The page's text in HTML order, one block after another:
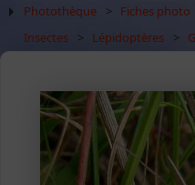
Photothèque > Fiches photo
Insectes
> Lépidoptères >